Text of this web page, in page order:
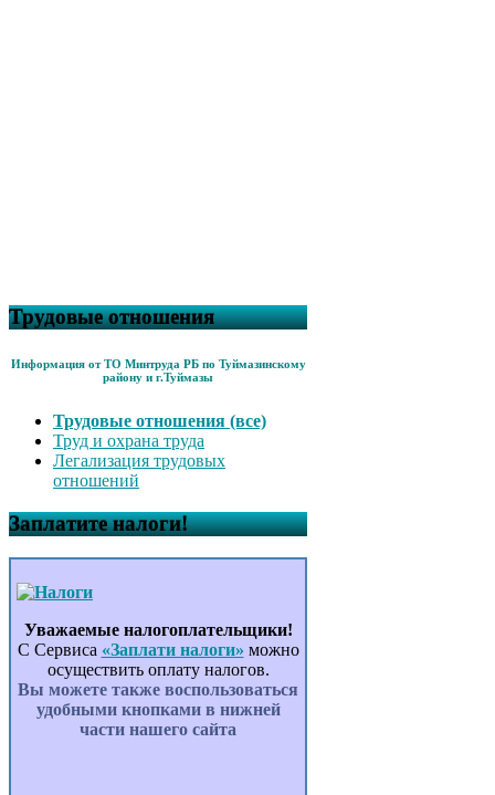
Трудовые отношения
Информация от ТО Минтруда РБ по Туймазинскому
району и г.Туймазы
Трудовые отношения (все)
Труд и охрана труда
Легализация трудовых
отношений
Заплатите налоги!
Уважаемые налогоплательщики!
С Сервиса «Заплати налоги» можно
осуществить оплату налогов.
Вы можете также воспользоваться
удобными кнопками в нижней
части нашего сайта